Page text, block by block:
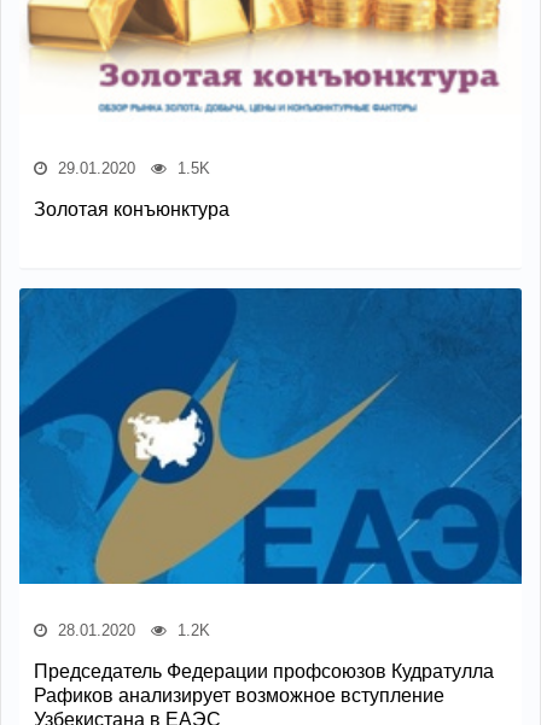
29.01.2020 1.5K
Золотая конъюнктура
28.01.2020 1.2K
Председатель Федерации профсоюзов Кудратулла
Рафиков анализирует возможное вступление
Узбекистана в ЕАЭС